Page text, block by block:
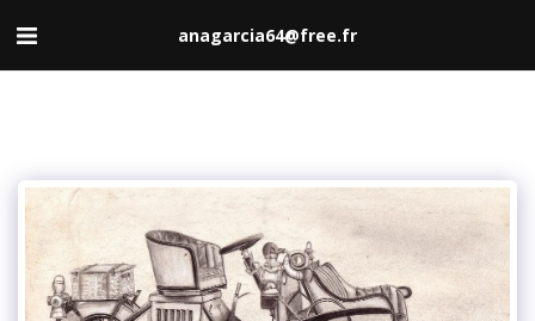
anagarcia64@free.fr